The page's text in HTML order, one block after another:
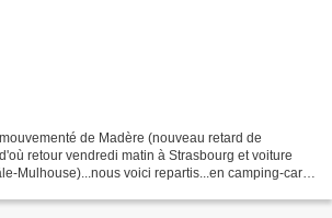
de Madère (nouveau retard de
retour vendredi matin à Strasbourg et voiture
Mulhouse)...nous voici repartis...en camping-car,